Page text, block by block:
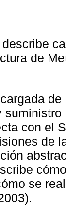
de
con el
de
se